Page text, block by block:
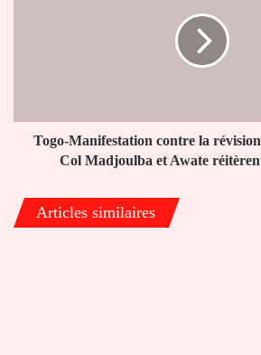
Madjoulba
l'interdiction
Togo-Manifestation contre la
Col Madjoulba et Awate
Articles similaires